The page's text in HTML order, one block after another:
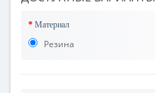
Материал
Резина